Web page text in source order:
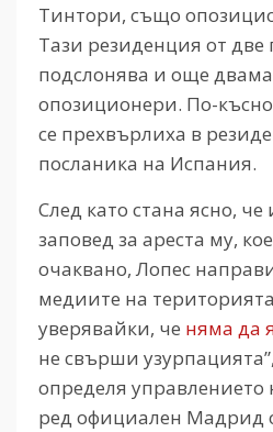
Тинтори, също
Тази резиденция от две
подслонява и още
опозиционери. По-
се прехвърлиха в
посланика на Испания.
След като стана ясно,
заповед за ареста му,
очаквано, Лопес
медиите на
уверявайки, че няма да
не свърши
определя
ред официален Мадрид